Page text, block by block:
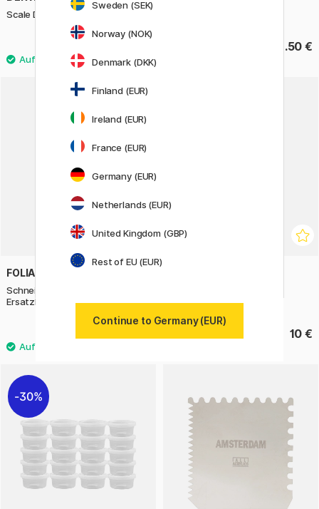
Scale Divider
22.50 €
FOLIA
Schneidroller Inklusive
Ersatzklingen
10 €
30%
Sweden (SEK)
Norway (NOK)
Denmark (DKK)
Finland (EUR)
Ireland (EUR)
France (EUR)
Germany (EUR)
Netherlands (EUR)
United Kingdom (GBP)
Rest of EU (EUR)
Continue to Germany (EUR)